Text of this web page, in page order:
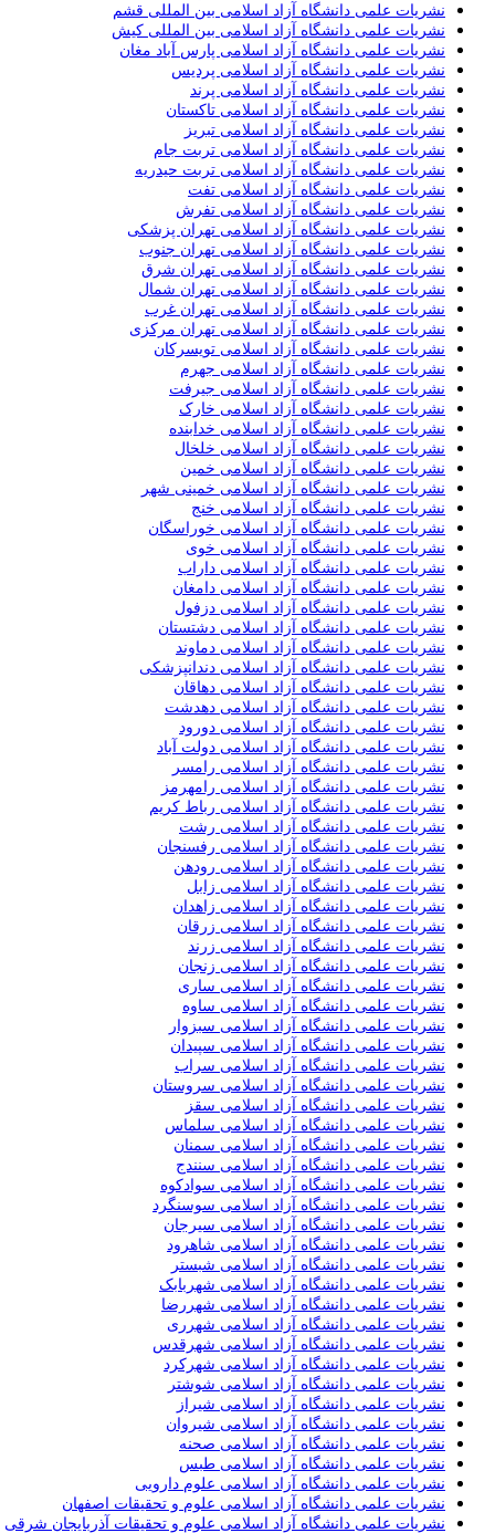
نشریات علمی دانشگاه آزاد اسلامی بین المللی قشم
نشریات علمی دانشگاه آزاد اسلامی بین المللی کیش
نشریات علمی دانشگاه آزاد اسلامی پارس آباد مغان
نشریات علمی دانشگاه آزاد اسلامی پردیس
نشریات علمی دانشگاه آزاد اسلامی پرند
نشریات علمی دانشگاه آزاد اسلامی تاکستان
نشریات علمی دانشگاه آزاد اسلامی تبریز
نشریات علمی دانشگاه آزاد اسلامی تربت جام
نشریات علمی دانشگاه آزاد اسلامی تربت حیدریه
نشریات علمی دانشگاه آزاد اسلامی تفت
نشریات علمی دانشگاه آزاد اسلامی تفرش
نشریات علمی دانشگاه آزاد اسلامی تهران پزشکی
نشریات علمی دانشگاه آزاد اسلامی تهران جنوب
نشریات علمی دانشگاه آزاد اسلامی تهران شرق
نشریات علمی دانشگاه آزاد اسلامی تهران شمال
نشریات علمی دانشگاه آزاد اسلامی تهران غرب
نشریات علمی دانشگاه آزاد اسلامی تهران مرکزی
نشریات علمی دانشگاه آزاد اسلامی تویسرکان
نشریات علمی دانشگاه آزاد اسلامی جهرم
نشریات علمی دانشگاه آزاد اسلامی جیرفت
نشریات علمی دانشگاه آزاد اسلامی خارک
نشریات علمی دانشگاه آزاد اسلامی خدابنده
نشریات علمی دانشگاه آزاد اسلامی خلخال
نشریات علمی دانشگاه آزاد اسلامی خمین
نشریات علمی دانشگاه آزاد اسلامی خمینی شهر
نشریات علمی دانشگاه آزاد اسلامی خنج
نشریات علمی دانشگاه آزاد اسلامی خوراسگان
نشریات علمی دانشگاه آزاد اسلامی خوی
نشریات علمی دانشگاه آزاد اسلامی داراب
نشریات علمی دانشگاه آزاد اسلامی دامغان
نشریات علمی دانشگاه آزاد اسلامی دزفول
نشریات علمی دانشگاه آزاد اسلامی دشتستان
نشریات علمی دانشگاه آزاد اسلامی دماوند
نشریات علمی دانشگاه آزاد اسلامی دندانپزشکی
نشریات علمی دانشگاه آزاد اسلامی دهاقان
نشریات علمی دانشگاه آزاد اسلامی دهدشت
نشریات علمی دانشگاه آزاد اسلامی دورود
نشریات علمی دانشگاه آزاد اسلامی دولت آباد
نشریات علمی دانشگاه آزاد اسلامی رامسر
نشریات علمی دانشگاه آزاد اسلامی رامهرمز
نشریات علمی دانشگاه آزاد اسلامی رباط کریم
نشریات علمی دانشگاه آزاد اسلامی رشت
نشریات علمی دانشگاه آزاد اسلامی رفسنجان
نشریات علمی دانشگاه آزاد اسلامی رودهن
نشریات علمی دانشگاه آزاد اسلامی زابل
نشریات علمی دانشگاه آزاد اسلامی زاهدان
نشریات علمی دانشگاه آزاد اسلامی زرقان
نشریات علمی دانشگاه آزاد اسلامی زرند
نشریات علمی دانشگاه آزاد اسلامی زنجان
نشریات علمی دانشگاه آزاد اسلامی ساری
نشریات علمی دانشگاه آزاد اسلامی ساوه
نشریات علمی دانشگاه آزاد اسلامی سبزوار
نشریات علمی دانشگاه آزاد اسلامی سپیدان
نشریات علمی دانشگاه آزاد اسلامی سراب
نشریات علمی دانشگاه آزاد اسلامی سروستان
نشریات علمی دانشگاه آزاد اسلامی سقز
نشریات علمی دانشگاه آزاد اسلامی سلماس
نشریات علمی دانشگاه آزاد اسلامی سمنان
نشریات علمی دانشگاه آزاد اسلامی سنندج
نشریات علمی دانشگاه آزاد اسلامی سوادکوه
نشریات علمی دانشگاه آزاد اسلامی سوسنگرد
نشریات علمی دانشگاه آزاد اسلامی سیرجان
نشریات علمی دانشگاه آزاد اسلامی شاهرود
نشریات علمی دانشگاه آزاد اسلامی شبستر
نشریات علمی دانشگاه آزاد اسلامی شهربابک
نشریات علمی دانشگاه آزاد اسلامی شهررضا
نشریات علمی دانشگاه آزاد اسلامی شهرری
نشریات علمی دانشگاه آزاد اسلامی شهرقدس
نشریات علمی دانشگاه آزاد اسلامی شهرکرد
نشریات علمی دانشگاه آزاد اسلامی شوشتر
نشریات علمی دانشگاه آزاد اسلامی شیراز
نشریات علمی دانشگاه آزاد اسلامی شیروان
نشریات علمی دانشگاه آزاد اسلامی صحنه
نشریات علمی دانشگاه آزاد اسلامی طبس
نشریات علمی دانشگاه آزاد اسلامی علوم دارویی
نشریات علمی دانشگاه آزاد اسلامی علوم و تحقیقات اصفهان
نشریات علمی دانشگاه آزاد اسلامی علوم و تحقیقات آذربایجان شرقی